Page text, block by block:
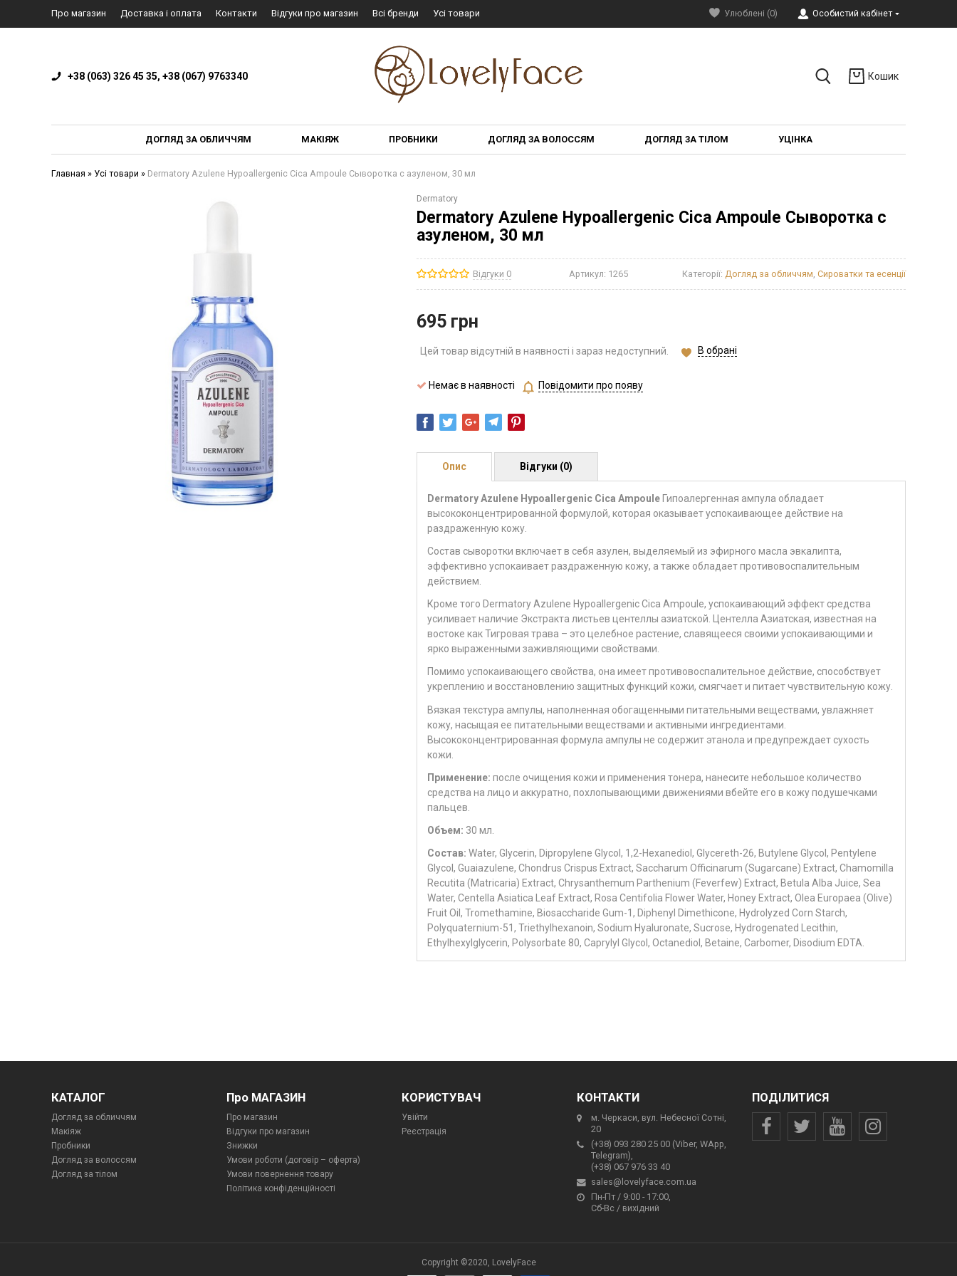
Про магазин Доставка і оплата Контакти Відгуки про магазин Всі бренди Усі товари Улюблені (0) Особистий кабінет
+38 (063) 326 45 35, +38 (067) 9763340 Кошик
ДОГЛЯД ЗА ОБЛИЧЧЯМ МАКІЯЖ ПРОБНИКИ ДОГЛЯД ЗА ВОЛОССЯМ ДОГЛЯД ЗА ТІЛОМ УЦІНКА
Главная » Усі товари » Dermatory Azulene Hypoallergenic Cica Ampoule Сыворотка с азуленом, 30 мл
Dermatory
Dermatory Azulene Hypoallergenic Cica Ampoule Сыворотка с
азуленом, 30 мл
Відгуки 0 Артикул: 1265 Категорії: Догляд за обличчям Сироватки та есенції
695 грн
Цей товар відсутній в наявності і зараз недоступний. В обрані
Немає в наявності Повідомити про появу
Опис
Dermatory Azulene Hypoallergenic Cica AmpouleГипоалергенная ампула обладает
высококонцентрированной формулой, которая оказывает успокаивающее действие на
раздраженную кожу.
Состав сыворотки включает в себя азулен, выделяемый из эфирного масла эвкалипта,
эффективно успокаивает раздраженную кожу, а также обладает противовоспалительным
действием.
Кроме того Dermatory Azulene Hypoallergenic Cica Ampoule, успокаивающий эффект средства
усиливает наличие Экстракта листьев центеллы азиатской. Центелла Азиатская, известная на
востоке как Тигровая трава – это целебное растение, славящееся своими успокаивающими и
ярко выраженными заживляющими свойствами.
Помимо успокаивающего свойства, она имеет противовоспалительное действие, способствует
укреплению и восстановлению защитных функций кожи, смягчает и питает чувствительную кожу.
Вязкая текстура ампулы, наполненная обогащенными питательными веществами, увлажняет
кожу, насыщая ее питательными веществами и активными ингредиентами.
Высококонцентрированная формула ампулы не содержит этанола и предупреждает сухость
кожи.
Применение: после очищения кожи и применения тонера, нанесите небольшое количество
средства на лицо и аккуратно, похлопывающими движениями вбейте его в кожу подушечками
пальцев.
Объем: 30 мл.
Состав: Water, Glycerin, Dipropylene Glycol, 1,2-Hexanediol, Glycereth-26, Butylene Glycol, Pentylene
Glycol, Guaiazulene, Chondrus Crispus Extract, Saccharum Officinarum (Sugarcane) Extract, Chamomilla
Recutita (Matricaria) Extract, Chrysanthemum Parthenium (Feverfew) Extract, Betula Alba Juice, Sea
Water, Centella Asiatica Leaf Extract, Rosa Centifolia Flower Water, Honey Extract, Olea Europaea (Olive)
Fruit Oil, Tromethamine, Biosaccharide Gum-1, Diphenyl Dimethicone, Hydrolyzed Corn Starch,
Polyquaternium-51, Triethylhexanoin, Sodium Hyaluronate, Sucrose, Hydrogenated Lecithin,
Ethylhexylglycerin, Polysorbate 80, Caprylyl Glycol, Octanediol, Betaine, Carbomer, Disodium EDTA.
Відгуки (0)
КАТАЛОГ
Догляд за обличчям
Макіяж
Пробники
Догляд за волоссям
Догляд за тілом
Про МАГАЗИН
Про магазин
Відгуки про магазин
Знижки
Умови роботи (договір – оферта)
Умови повернення товару
Політика конфіденційності
КОРИСТУВАЧ
Увійти
Реєстрація
КОНТАКТИ
м. Черкаси, вул. Небесної Сотні,
20
(+38) 093 280 25 00 (Viber, WApp,
Telegram),
(+38) 067 976 33 40
sales@lovelyface.com.ua
Пн-Пт / 9:00 - 17:00,
Сб-Вс / вихідний
ПОДІЛИТИСЯ
Copyright ©2020, LovelyFace